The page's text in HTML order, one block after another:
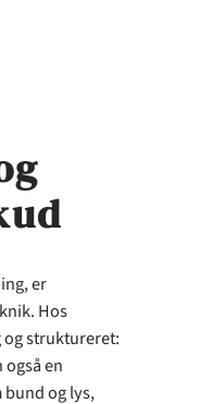
er
Hos
struktureret:
en
og lys,